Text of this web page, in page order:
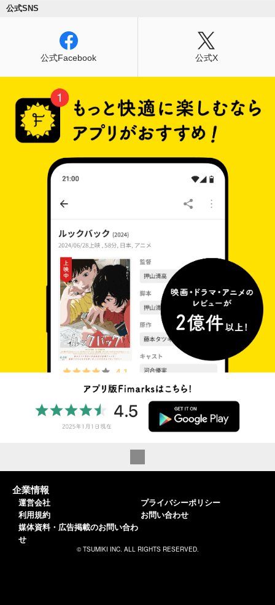
公式SNS
公式Facebook 公式X
企業情報
運営会社
利用規約
媒体資料・広告掲載のお問い合わ
せ
プライバシーポリシー
お問い合わせ
© TSUMIKI INC. ALL RIGHTS RESERVED.